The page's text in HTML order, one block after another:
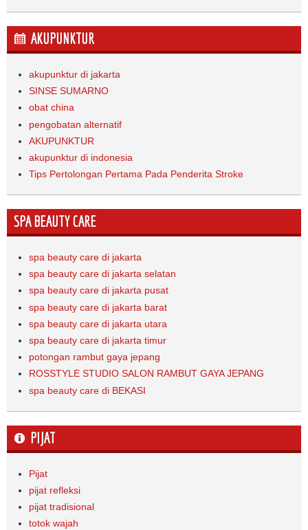
AKUPUNKTUR
akupunktur di jakarta
SINSE SUMARNO
obat china
pengobatan alternatif
AKUPUNKTUR
akupunktur di indonesia
Tips Pertolongan Pertama Pada Penderita Stroke
SPA BEAUTY CARE
spa beauty care di jakarta
spa beauty care di jakarta selatan
spa beauty care di jakarta pusat
spa beauty care di jakarta barat
spa beauty care di jakarta utara
spa beauty care di jakarta timur
potongan rambut gaya jepang
ROSSTYLE STUDIO SALON RAMBUT GAYA JEPANG
spa beauty care di BEKASI
PIJAT
Pijat
pijat refleksi
pijat tradisional
totok wajah